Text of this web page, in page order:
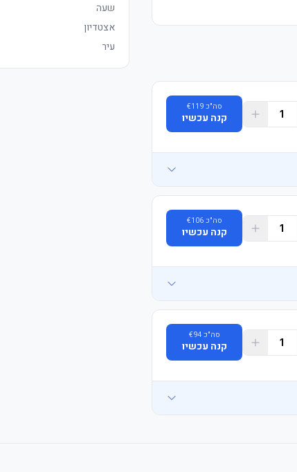
1
סה"כ €119
קנה עכשיו
1
סה"כ €106
קנה עכשיו
1
סה"כ €94
קנה עכשיו
שעה
אצטדיון
עיר